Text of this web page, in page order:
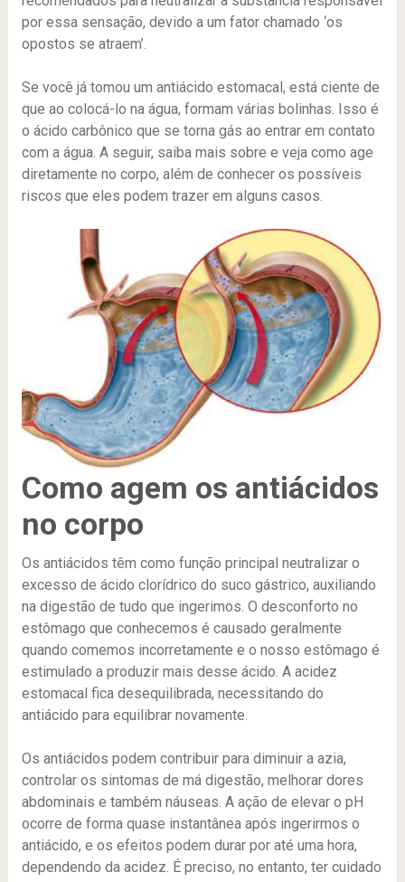
por essa sensação, devido a um fator chamado ‘os
opostos se atraem’.
Se você já tomou um antiácido estomacal, está ciente de
que ao colocá-lo na água, formam várias bolinhas. Isso é
o ácido carbônico que se torna gás ao entrar em contato
com a água. A seguir, saiba mais sobre e veja como age
diretamente no corpo, além de conhecer os possíveis
riscos que eles podem trazer em alguns casos.
Como agem os antiácidos
no corpo
Os antiácidos têm como função principal neutralizar o
excesso de ácido clorídrico do suco gástrico, auxiliando
na digestão de tudo que ingerimos. O desconforto no
estômago que conhecemos é causado geralmente
quando comemos incorretamente e o nosso estômago é
estimulado a produzir mais desse ácido. A acidez
estomacal fica desequilibrada, necessitando do
antiácido para equilibrar novamente.
Os antiácidos podem contribuir para diminuir a azia,
controlar os sintomas de má digestão, melhorar dores
abdominais e também náuseas. A ação de elevar o pH
ocorre de forma quase instantânea após ingerirmos o
antiácido, e os efeitos podem durar por até uma hora,
dependendo da acidez. É preciso, no entanto, ter cuidado